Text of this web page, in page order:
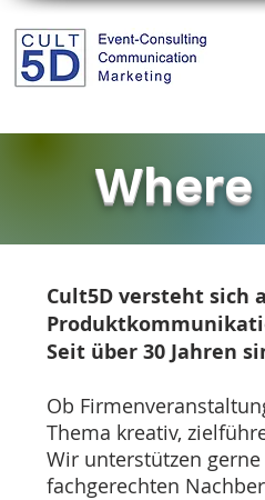
Cult5D versteht sich
Seit über 30 Jahren
Ob
Thema kreativ,
Wir unterstützen
fachgerechten